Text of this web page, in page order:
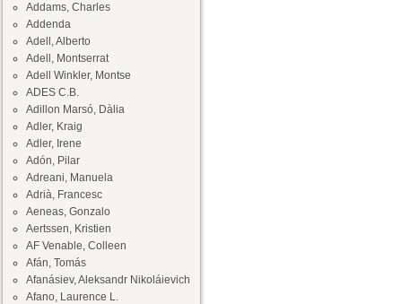
Addams, Charles
Addenda
Adell, Alberto
Adell, Montserrat
Adell Winkler, Montse
ADES C.B.
Adillon Marsó, Dàlia
Adler, Kraig
Adler, Irene
Adón, Pilar
Adreani, Manuela
Adrià, Francesc
Aeneas, Gonzalo
Aertssen, Kristien
AF Venable, Colleen
Afán, Tomás
Afanásiev, Aleksandr Nikoláievich
Afano, Laurence L.